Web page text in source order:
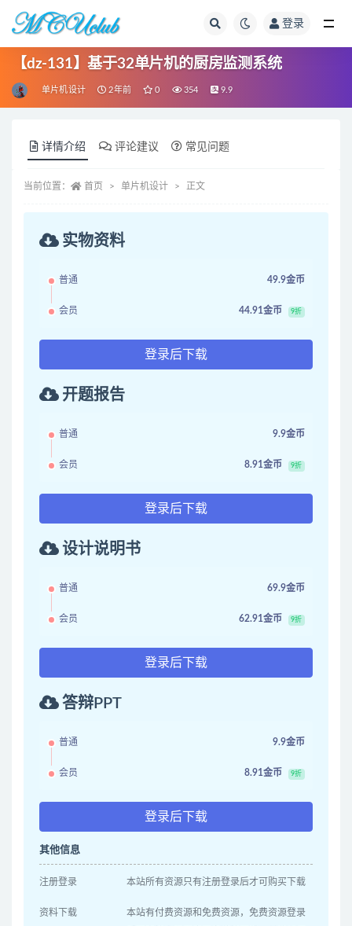
登录
【dz-131】基于32单片机的厨房监测系统
单片机设计 2年前 0 354 9.9
详情介绍 评论建议 常见问题
当前位置： 首页 单片机设计 正文
实物资料
普通 49.9金币
会员 44.91金币 9折
登录后下载
开题报告
普通 9.9金币
会员 8.91金币 9折
登录后下载
设计说明书
普通 69.9金币
会员 62.91金币 9折
登录后下载
答辩PPT
普通 9.9金币
会员 8.91金币 9折
登录后下载
其他信息
注册登录 本站所有资源只有注册登录后才可购买下载
资料下载
本站有付费资源和免费资源，免费资源登录